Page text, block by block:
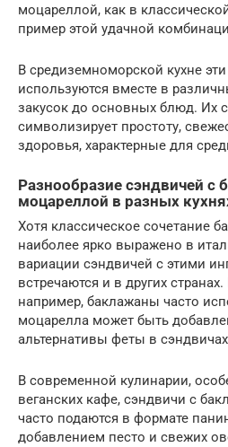
моцареллой, как в
пример этой удачной
В средиземноморской кухне
используются вместе в
закусок до основных блюд. Их
символизирует простоту,
здоровья, характерные для
Разнообразие сэндвичей с
моцареллой в разных
Хотя классическое сочетание
наиболее ярко выражено в
вариации сэндвичей с этими
встречаются и в других
например, баклажаны часто
моцарелла может быть
альтернативы феты в
В современной кулинарии,
веганских кафе, сэндвичи с
часто подаются в формате
добавлением песто и свежих